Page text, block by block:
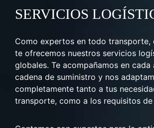
SERVICIOS
Como expertos en todo transporte,
te ofrecemos nuestros servicios
globales. Te acompañamos en
cadena de suministro y nos
completamente tanto a tus
transporte, como a los requisitos de